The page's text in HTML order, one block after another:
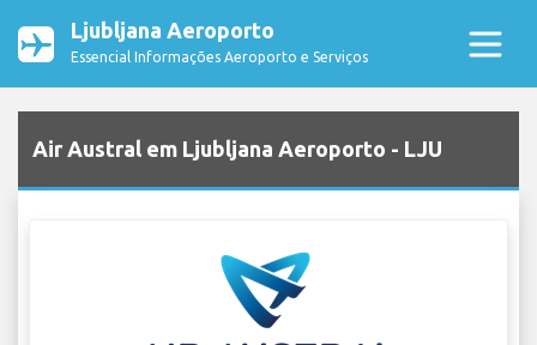
Ljubljana Aeroporto
Essencial Informações Aeroporto e Serviços
Air Austral em Ljubljana Aeroporto - LJU